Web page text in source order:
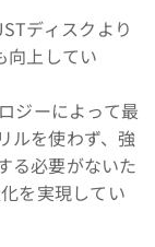
ディスクより
向上してい
よって最
ルを使わず、強
る必要がないた
を実現してい